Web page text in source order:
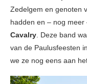
Zedelgem en genoten
hadden en – nog
Cavalry. Deze band
van de Paulusfeesten
we ze nog eens aan